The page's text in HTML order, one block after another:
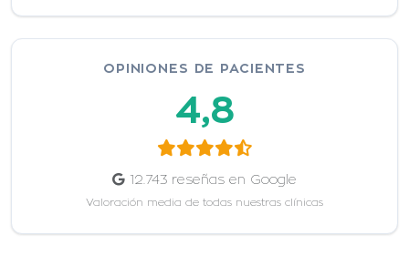
OPINIONES DE PACIENTES
4,8
12.743 reseñas en Google
Valoración media de todas nuestras clínicas